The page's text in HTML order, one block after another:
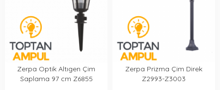
Zerpa Optik Altıgen Çim
Saplama 97 cm Z6855
Zerpa Prizma Çim Direk
Z2993-Z3003